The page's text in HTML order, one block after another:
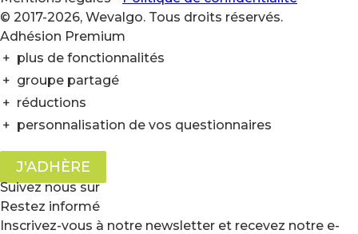
© 2017-2026, Wevalgo. Tous droits réservés.
Adhésion Premium
+ plus de fonctionnalités
+ groupe partagé
+ réductions
+ personnalisation de vos questionnaires
J'ADHÈRE
Suivez nous sur
Restez informé
Inscrivez-vous à notre newsletter et recevez notre e-